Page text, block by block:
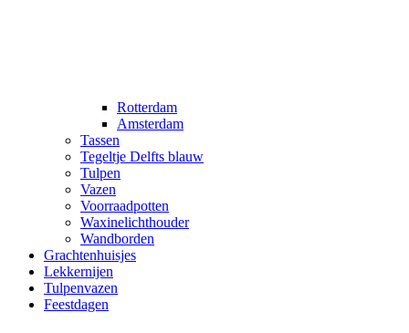
Rotterdam
Amsterdam
Tassen
Tegeltje Delfts blauw
Tulpen
Vazen
Voorraadpotten
Waxinelichthouder
Wandborden
Grachtenhuisjes
Lekkernijen
Tulpenvazen
Feestdagen